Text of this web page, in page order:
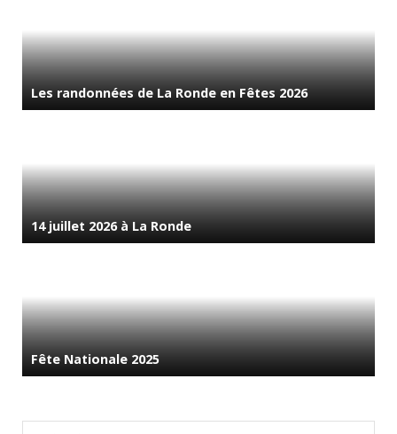
Les randonnées de La Ronde en Fêtes 2026
14 juillet 2026 à La Ronde
Fête Nationale 2025